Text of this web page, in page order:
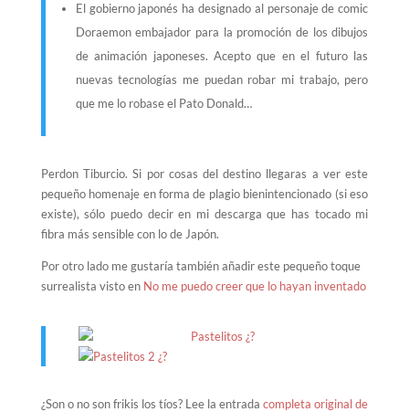
El gobierno japonés ha designado al personaje de comic
Doraemon embajador para la promoción de los dibujos
de animación japoneses. Acepto que en el futuro las
nuevas tecnologías me puedan robar mi trabajo, pero
que me lo robase el Pato Donald…
Perdon Tiburcio. Si por cosas del destino llegaras a ver este
pequeño homenaje en forma de plagio bienintencionado (si eso
existe), sólo puedo decir en mi descarga que has tocado mi
fibra más sensible con lo de Japón.
Por otro lado me gustaría también añadir este pequeño toque
surrealista visto en No me puedo creer que lo hayan inventado
¿Son o no son frikis los tíos? Lee la entrada completa original de